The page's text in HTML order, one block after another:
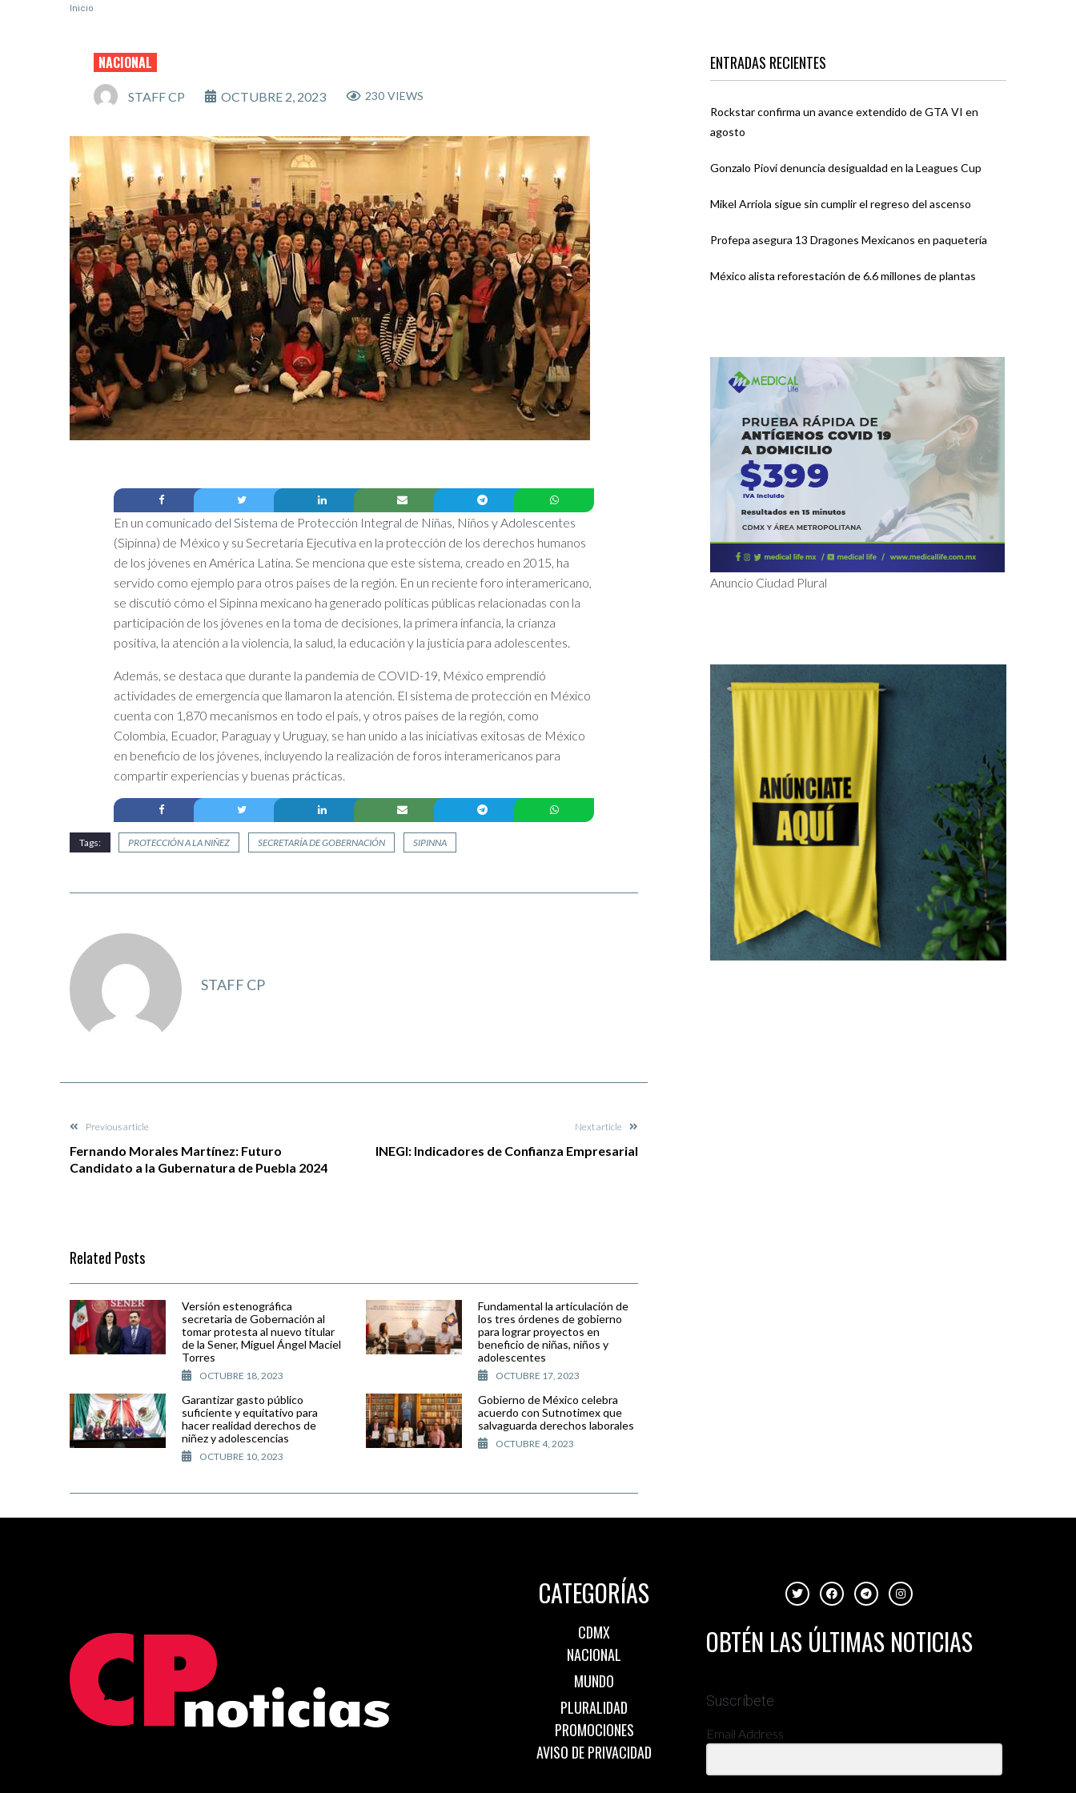
Inicio
NACIONAL
STAFF CP OCTUBRE 2, 2023 230 VIEWS
En un comunicado del Sistema de Protección Integral de Niñas, Niños y Adolescentes
(Sipinna) de México y su Secretaría Ejecutiva en la protección de los derechos humanos
de los jóvenes en América Latina. Se menciona que este sistema, creado en 2015, ha
servido como ejemplo para otros países de la región. En un reciente foro interamericano,
se discutió cómo el Sipinna mexicano ha generado políticas públicas relacionadas con la
participación de los jóvenes en la toma de decisiones, la primera infancia, la crianza
positiva, la atención a la violencia, la salud, la educación y la justicia para adolescentes.
Además, se destaca que durante la pandemia de COVID-19, México emprendió
actividades de emergencia que llamaron la atención. El sistema de protección en México
cuenta con 1,870 mecanismos en todo el país, y otros países de la región, como
Colombia, Ecuador, Paraguay y Uruguay, se han unido a las iniciativas exitosas de México
en beneficio de los jóvenes, incluyendo la realización de foros interamericanos para
compartir experiencias y buenas prácticas.
Tags: PROTECCIÓN A LA NIÑEZ SECRETARÍA DE GOBERNACIÓN SIPINNA
STAFF CP
Previous article
Fernando Morales Martínez: Futuro
Candidato a la Gubernatura de Puebla 2024
Next article
INEGI: Indicadores de Confianza Empresarial
Related Posts
Versión estenográfica
secretaria de Gobernación al
tomar protesta al nuevo titular
de la Sener, Miguel Ángel Maciel
Torres
OCTUBRE 18, 2023
Fundamental la articulación de
los tres órdenes de gobierno
para lograr proyectos en
beneficio de niñas, niños y
adolescentes
OCTUBRE 17, 2023
Garantizar gasto público
suficiente y equitativo para
hacer realidad derechos de
niñez y adolescencias
OCTUBRE 10, 2023
Gobierno de México celebra
acuerdo con Sutnotimex que
salvaguarda derechos laborales
OCTUBRE 4, 2023
ENTRADAS RECIENTES
Rockstar confirma un avance extendido de GTA VI en
agosto
Gonzalo Piovi denuncia desigualdad en la Leagues Cup
Mikel Arriola sigue sin cumplir el regreso del ascenso
Profepa asegura 13 Dragones Mexicanos en paquetería
México alista reforestación de 6.6 millones de plantas
Anuncio Ciudad Plural
CATEGORÍAS
CDMX
NACIONAL
MUNDO
PLURALIDAD
PROMOCIONES
AVISO DE PRIVACIDAD
OBTÉN LAS ÚLTIMAS NOTICIAS
Suscríbete
Email Address